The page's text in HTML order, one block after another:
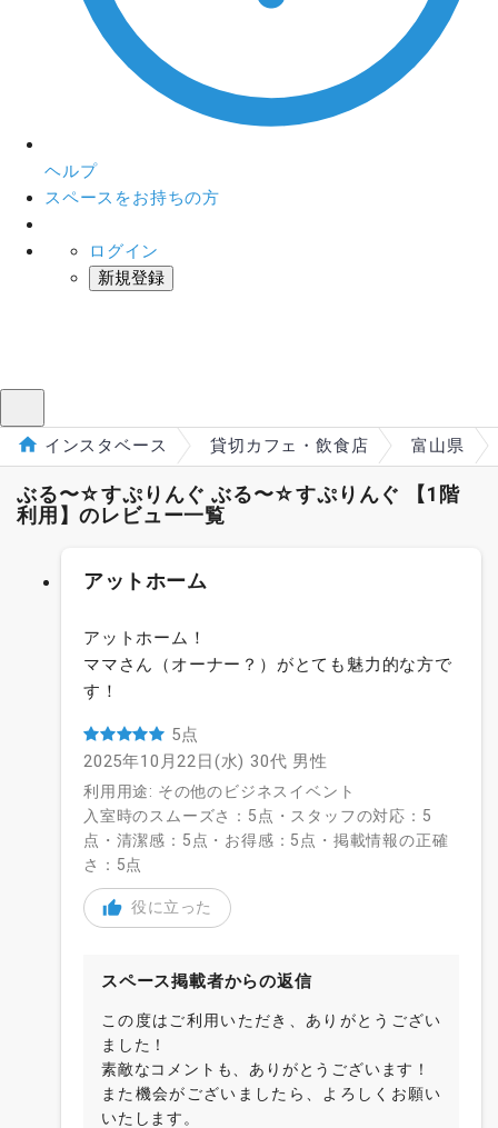
ヘルプ
スペースをお持ちの方
ログイン
新規登録
インスタベース 貸切カフェ・飲食店 富山県
ぶる〜☆すぷりんぐ ぶる〜☆すぷりんぐ 【1階
利用】のレビュー一覧
アットホーム
アットホーム！
ママさん（オーナー？）がとても魅力的な方で
す！
5点
2025年10月22日(水) 30代 男性
利用用途: その他のビジネスイベント
入室時のスムーズさ：5点・スタッフの対応：5
点・清潔感：5点・お得感：5点・掲載情報の正確
さ：5点
役に立った
スペース掲載者からの返信
この度はご利用いただき、ありがとうござい
ました！
素敵なコメントも、ありがとうございます！
また機会がございましたら、よろしくお願い
いたします。